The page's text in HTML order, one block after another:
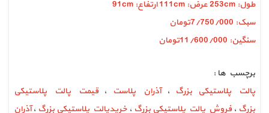
طول: 253cm عرض: 111cm ارتفاع: 91cm
سبک: 7/750/000تومان
سنگین: 11/600/000تومان
برچسب ها :
پالت پلاستیکی بزرگ ،آذران پلاست ،قیمت پالت پلاستیکی
بزرگ ،فروش پالت پلاستیکی بزرگ ،خریدپالت پلاستیکی بزرگ ،آذران